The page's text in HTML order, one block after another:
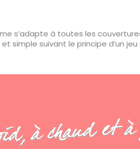
s’adapte à toutes les
simple suivant le principe d’un jeu